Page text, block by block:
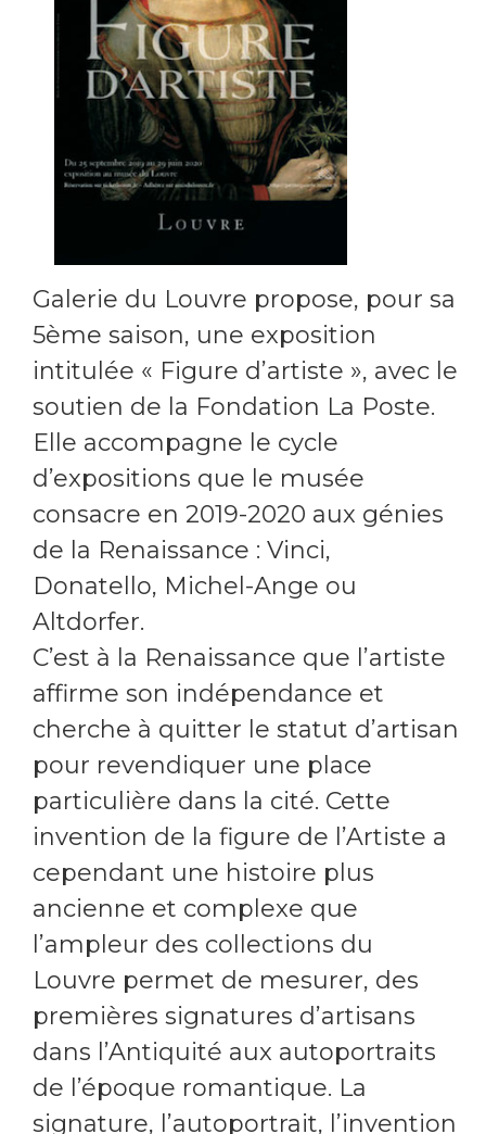
Galerie du Louvre propose, pour sa
5ème saison, une exposition
intitulée « Figure d’artiste », avec le
soutien de la Fondation La Poste.
Elle accompagne le cycle
d’expositions que le musée
consacre en 2019-2020 aux génies
de la Renaissance : Vinci,
Donatello, Michel-Ange ou
Altdorfer.
C’est à la Renaissance que l’artiste
affirme son indépendance et
cherche à quitter le statut d’artisan
pour revendiquer une place
particulière dans la cité. Cette
invention de la figure de l’Artiste a
cependant une histoire plus
ancienne et complexe que
l’ampleur des collections du
Louvre permet de mesurer, des
premières signatures d’artisans
dans l’Antiquité aux autoportraits
de l’époque romantique. La
signature, l’autoportrait, l’invention